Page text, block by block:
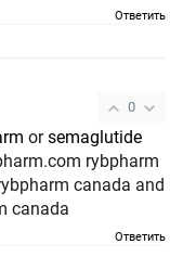
Ответить
0
orsemaglutide
rybpharm
canada and
canada
Ответить